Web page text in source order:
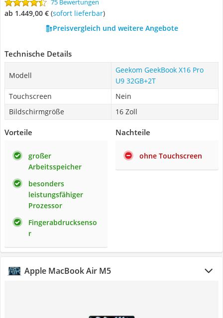
75 Bewertungen
ab 1.449,00 € ( Sofort lieferbar)
Preisvergleich und weitere Angebote
Technische Details
Modell
Geekom GeekBook X16 Pro
U9 32GB+2T
Touchscreen
Nein
Bildschirmgröße
16 Zoll
Vorteile
großer
Arbeitsspeicher
besonders
leistungsfähiger
Prozessor
Fingerabdrucksenso
r
Nachteile
ohne Touchscreen
Apple MacBook Air M5